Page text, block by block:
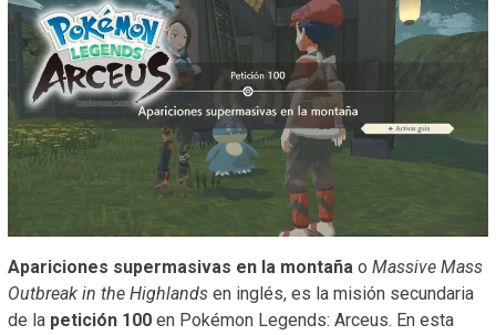
Apariciones supermasivas en la montaña o Massive Mass
Outbreak in the Highlands en inglés, es la misión secundaria
de la petición 100 en Pokémon Legends: Arceus. En esta